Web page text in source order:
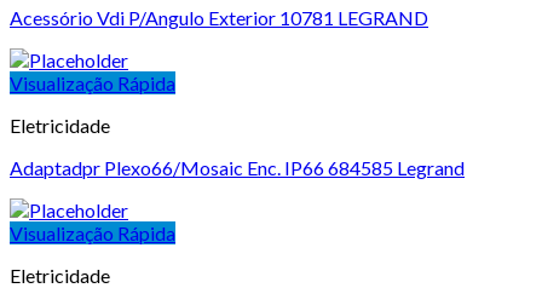
Acessório Vdi P/Angulo Exterior 10781 LEGRAND
Visualização Rápida
Eletricidade
Adaptadpr Plexo66/Mosaic Enc. IP66 684585 Legrand
Visualização Rápida
Eletricidade